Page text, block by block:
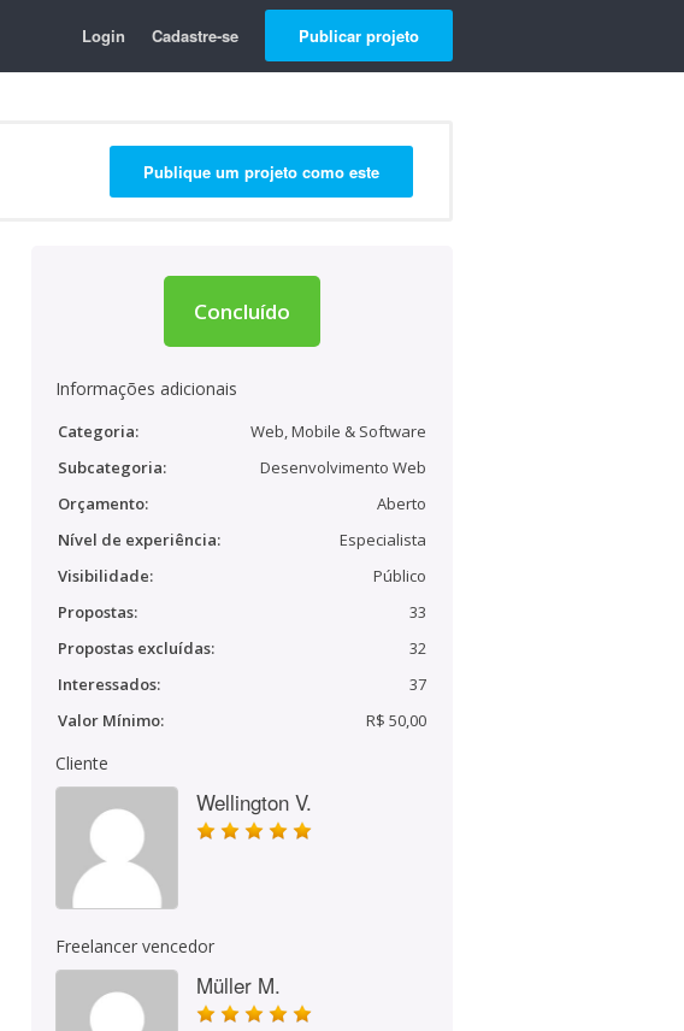
Login Cadastre-se Publicar projeto
Publique um projeto como este
Concluído
Informações adicionais
Categoria:
Web, Mobile & Software
Subcategoria:
Desenvolvimento Web
Orçamento:
Aberto
Nível de experiência:
Especialista
Visibilidade:
Público
Propostas:
33
Propostas excluídas:
32
Interessados:
37
Valor Mínimo:
R$ 50,00
Cliente
Wellington V.
Freelancer vencedor
Müller M.